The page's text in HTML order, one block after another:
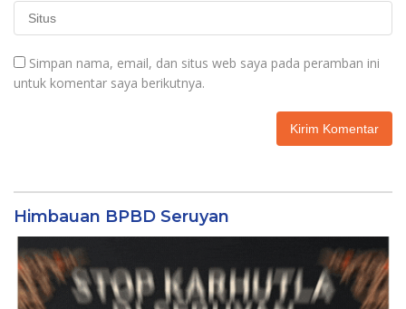
Simpan nama, email, dan situs web saya pada peramban ini
untuk komentar saya berikutnya.
Himbauan BPBD Seruyan